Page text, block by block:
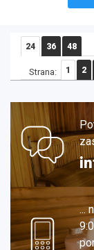
24 36 48
Strana: 1 2
...